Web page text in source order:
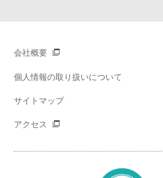
会社概要
個人情報の取り扱いについて
サイトマップ
アクセス